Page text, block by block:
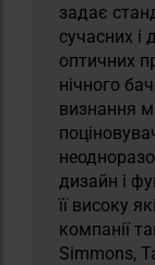
задає
сучасних і
оптичних
нічного
визнання
дизайн і
її високу
компанії
Simmons,